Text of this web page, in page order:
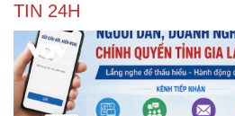
TIN 24H